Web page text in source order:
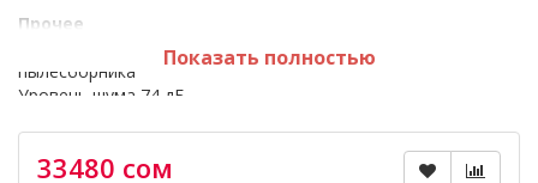
Прочее
Особенности конструкции индикатор заполнения
пылесборника
Уровень шума 74 дБ
Показать полностью
33480 сом